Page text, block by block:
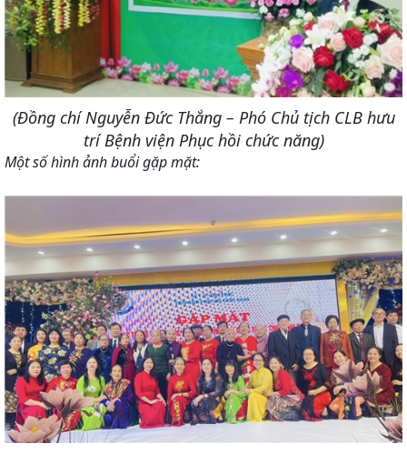
(Đồng chí Nguyễn Đức Thắng – Phó Chủ tịch CLB hưu
tríBệnh viện Phục hồi chức năng)
Một số hình ảnh buổi gặp mặt: